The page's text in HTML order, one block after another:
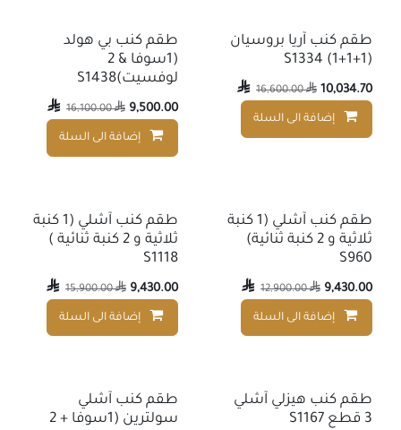
طقم كنب آريا بروسيان
(1+1+1) S1334
10,034.70
16,600.00
إضافة الى السلة إضافة إلى قائمة الأمنيات
طقم كنب بي هولد
(1سوفا & 2
لوفسيت)S1438
9,500.00
16,100.00
إضافة الى السلة
طقم كنب آشلي (1 كنبة
ثلاثية و 2 كنبة ثنائية)
S960
9,430.00
12,900.00
إضافة الى السلة إضافة إلى قائمة الأمنيات
طقم كنب آشلي (1 كنبة
ثلاثية و 2 كنبة ثنائية )
S1118
9,430.00
15,900.00
إضافة الى السلة
طقم كنب هيزلي آشلي
3 قطع S1167
طقم كنب آشلي
سولترين (1سوفا + 2